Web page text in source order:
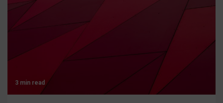
3 min read